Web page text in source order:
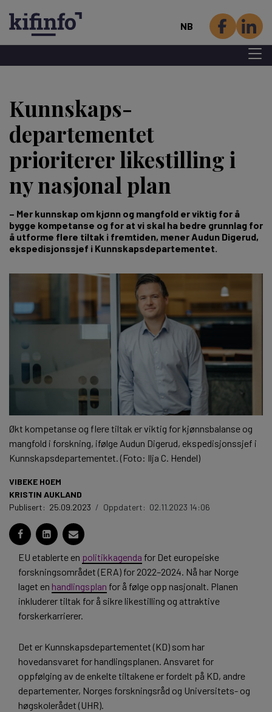
hovedinnhold
NB
Menu
Kunnskaps­
departementet
prioriterer likestilling i
ny nasjonal plan
– Mer kunnskap om kjønn og mangfold er viktig for å
bygge kompetanse og for at vi skal ha bedre grunnlag for
å utforme flere tiltak i fremtiden, mener Audun Digerud,
ekspedisjonssjef i Kunnskapsdepartementet.
Økt kompetanse og flere tiltak er viktig for kjønnsbalanse og
mangfold i forskning, ifølge Audun Digerud, ekspedisjonssjef i
Kunnskapsdepartementet. (Foto: Ilja C. Hendel)
VIBEKE HOEM
KRISTIN AUKLAND
Publisert: 25.09.2023 / Oppdatert: 02.11.2023 14:06
EU etablerte en politikkagenda for Det europeiske
forskningsområdet (ERA) for 2022–2024. Nå har Norge
laget en handlingsplan for å følge opp nasjonalt. Planen
inkluderer tiltak for å sikre likestilling og attraktive
forskerkarrierer.
Det er Kunnskapsdepartementet (KD) som har
hovedansvaret for handlingsplanen. Ansvaret for
oppfølging av de enkelte tiltakene er fordelt på KD, andre
departementer, Norges forskningsråd og Universitets- og
høgskolerådet (UHR).